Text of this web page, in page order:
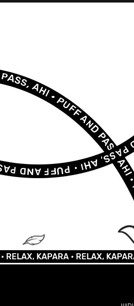
KAPARA •RELAX, KAPARA •